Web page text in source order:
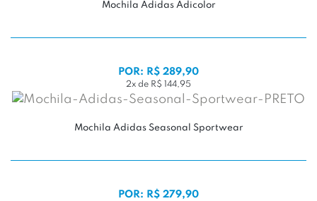
Mochila Adidas Adicolor
POR: R$ 289,90
2x de R$ 144,95
Mochila Adidas Seasonal Sportwear
POR: R$ 279,90